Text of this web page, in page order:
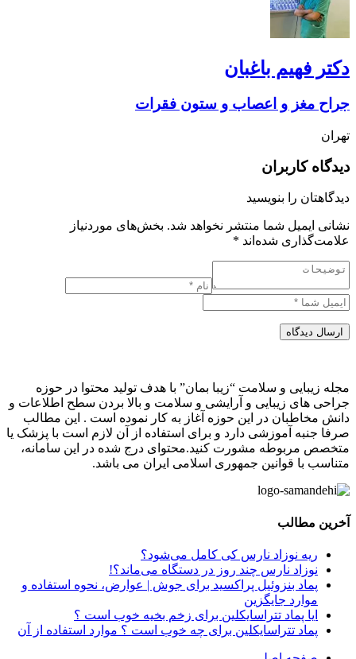
دکتر فهیم باغبان
جراح مغز و اعصاب و ستون فقرات
تهران
دیدگاه کاربران
دیدگاهتان را بنویسید
نشانی ایمیل شما منتشر نخواهد شد. بخش‌های موردنیاز
علامت‌گذاری شده‌اند *
ارسال دیدگاه
مجله زیبایی و سلامت “زیبا بمان” با هدف تولید محتوا در حوزه
جراحی های زیبایی و آرایشی و سلامت و بالا بردن سطح اطلاعات و
دانش مخاطبان در این حوزه آغاز به کار نموده است . این مطالب
صرفا جنبه آموزشی دارد و برای استفاده از آن لازم است با پزشک یا
متخصص مربوطه مشورت کنید.محتوای درج شده در این سامانه،
متناسب با قوانین جمهوری اسلامی ایران می باشد.
آخرین مطالب
ریه نوزاد نارس کی کامل می‌شود؟
نوزاد نارس چند روز در دستگاه می‌ماند؟!
پماد بنزوئیل پراکسید برای جوش | عوارض، نحوه استفاده و
موارد جایگزین
ایا پماد تتراسایکلین برای زخم بخیه خوب است ؟
پماد تتراسایکلین برای چه خوب است ؟ موارد استفاده از آن